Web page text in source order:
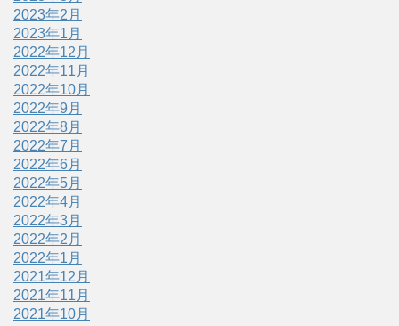
2023年2月
2023年1月
2022年12月
2022年11月
2022年10月
2022年9月
2022年8月
2022年7月
2022年6月
2022年5月
2022年4月
2022年3月
2022年2月
2022年1月
2021年12月
2021年11月
2021年10月